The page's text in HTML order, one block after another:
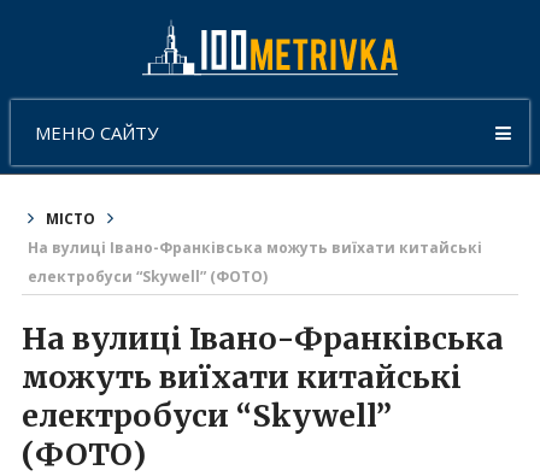
МЕНЮ САЙТУ
МІСТО
На вулиці Івано-Франківська можуть виїхати китайські
електробуси “Skywell” (ФОТО)
На вулиці Івано-Франківська
можуть виїхати китайські
електробуси “Skywell”
(ФОТО)